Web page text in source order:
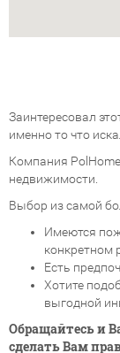
Заинтересовал
именно то что
Компания
недвижимости.
Выбор из самой
Имеются
конкретном
Есть
Хотите
выгодной
Обращайтесь и
сделать Вам